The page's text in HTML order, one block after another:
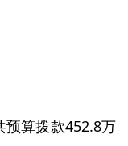
预算拨款452.8万